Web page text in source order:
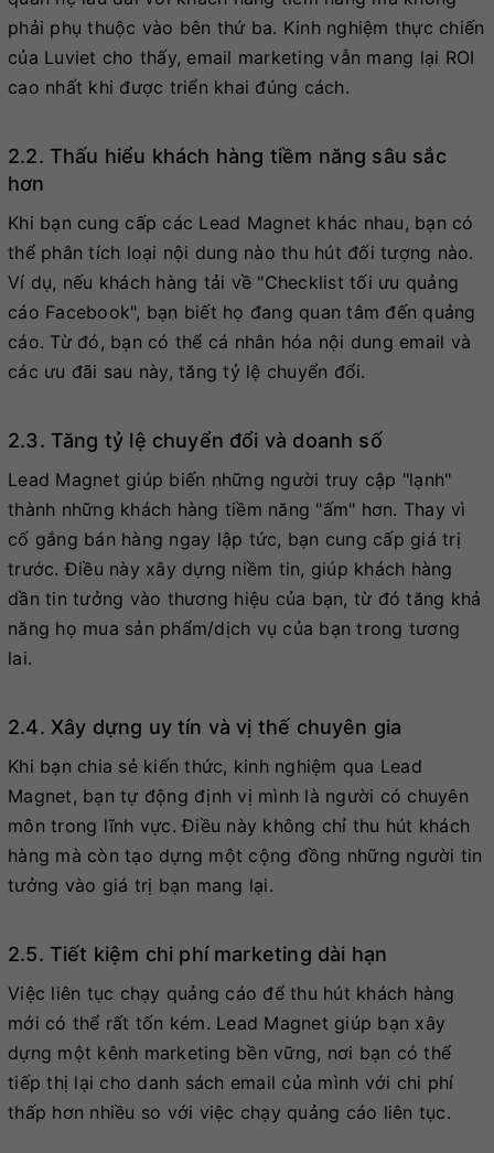
phải phụ thuộc vào bên thứ ba. Kinh nghiệm thực chiến
của Luviet cho thấy, email marketing vẫn mang lại ROI
cao nhất khi được triển khai đúng cách.
2.2. Thấu hiểu khách hàng tiềm năng sâu sắc
hơn
Khi bạn cung cấp các Lead Magnet khác nhau, bạn có
thể phân tích loại nội dung nào thu hút đối tượng nào.
Ví dụ, nếu khách hàng tải về "Checklist tối ưu quảng
cáo Facebook", bạn biết họ đang quan tâm đến quảng
cáo. Từ đó, bạn có thể cá nhân hóa nội dung email và
các ưu đãi sau này, tăng tỷ lệ chuyển đổi.
2.3. Tăng tỷ lệ chuyển đổi và doanh số
Lead Magnet giúp biến những người truy cập "lạnh"
thành những khách hàng tiềm năng "ấm" hơn. Thay vì
cố gắng bán hàng ngay lập tức, bạn cung cấp giá trị
trước. Điều này xây dựng niềm tin, giúp khách hàng
dần tin tưởng vào thương hiệu của bạn, từ đó tăng khả
năng họ mua sản phẩm/dịch vụ của bạn trong tương
lai.
2.4. Xây dựng uy tín và vị thế chuyên gia
Khi bạn chia sẻ kiến thức, kinh nghiệm qua Lead
Magnet, bạn tự động định vị mình là người có chuyên
môn trong lĩnh vực. Điều này không chỉ thu hút khách
hàng mà còn tạo dựng một cộng đồng những người tin
tưởng vào giá trị bạn mang lại.
2.5. Tiết kiệm chi phí marketing dài hạn
Việc liên tục chạy quảng cáo để thu hút khách hàng
mới có thể rất tốn kém. Lead Magnet giúp bạn xây
dựng một kênh marketing bền vững, nơi bạn có thể
tiếp thị lại cho danh sách email của mình với chi phí
thấp hơn nhiều so với việc chạy quảng cáo liên tục.